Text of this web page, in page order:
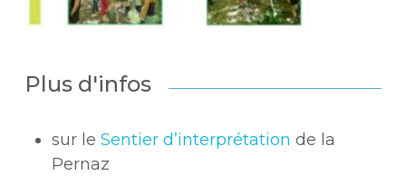
Plus d'infos
sur le Sentier d’interprétation de la
Pernaz